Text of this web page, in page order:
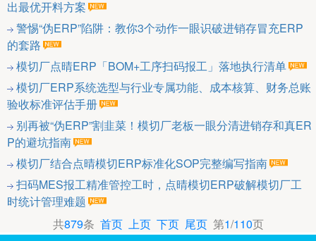
出最优开料方案
警惕“伪ERP”陷阱：教你3个动作一眼识破进销存冒充ERP
的套路
模切厂点晴ERP「BOM+工序扫码报工」落地执行清单
模切厂ERP系统选型与行业专属功能、成本核算、财务总账
验收标准评估手册
别再被“伪ERP”割韭菜！模切厂老板一眼分清进销存和真ER
P的避坑指南
模切厂结合点晴模切ERP标准化SOP完整编写指南
扫码MES报工精准管控工时，点晴模切ERP破解模切厂工
时统计管理难题
共879条 首页 上页 下页 尾页第1/110页